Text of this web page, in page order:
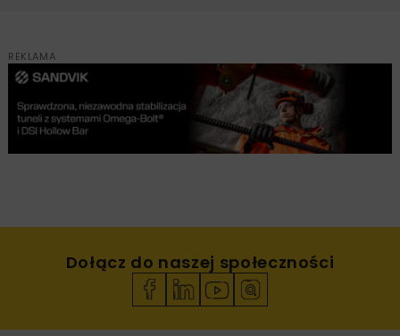
REKLAMA
Dołącz do naszej społeczności